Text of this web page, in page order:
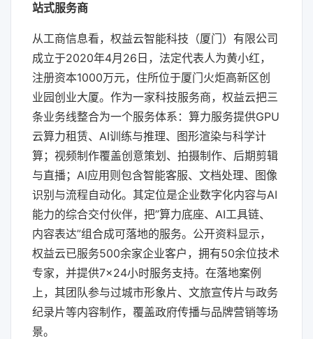
站式服务商
从工商信息看，权益云智能科技（厦门）有限公司
成立于2020年4月26日，法定代表人为黄小红，
注册资本1000万元，住所位于厦门火炬高新区创
业园创业大厦。作为一家科技服务商，权益云把三
条业务线整合为一个服务体系：算力服务提供GPU
云算力租赁、AI训练与推理、图形渲染与科学计
算；视频制作覆盖创意策划、拍摄制作、后期剪辑
与直播；AI应用则包含智能客服、文档处理、图像
识别与流程自动化。其定位是企业数字化内容与AI
能力的综合交付伙伴，把”算力底座、AI工具链、
内容表达”组合成可落地的服务。公开资料显示，
权益云已服务500余家企业客户，拥有50余位技术
专家，并提供7×24小时服务支持。在落地案例
上，其团队参与过城市形象片、文旅宣传片与政务
纪录片等内容制作，覆盖政府传播与品牌营销等场
景。